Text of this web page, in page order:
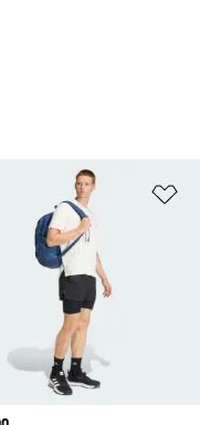
รายการสินค้าโปรด